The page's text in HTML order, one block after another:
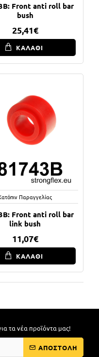
Front anti roll bar
bush
25,41€
ΚΑΛΑΘΙ
Παραγγελίας
Front anti roll bar
link bush
11,07€
ΚΑΛΑΘΙ
τα νέα προϊόντα μας!
ΑΠΟΣΤΟΛΗ